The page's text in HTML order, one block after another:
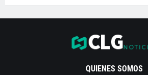
QUIENES SOMOS